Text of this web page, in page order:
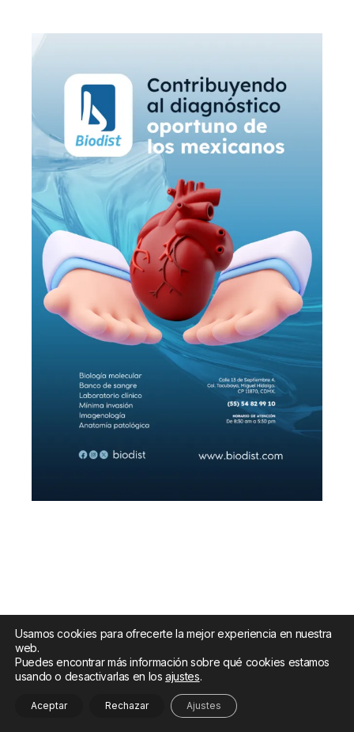
Usamos cookies para ofrecerte la mejor experiencia en nuestra
web.
Puedes encontrar más información sobre qué cookies estamos
usando o desactivarlas en losajustes.
Aceptar Rechazar Ajustes